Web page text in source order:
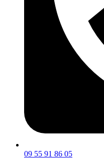
09 55 91 86 05